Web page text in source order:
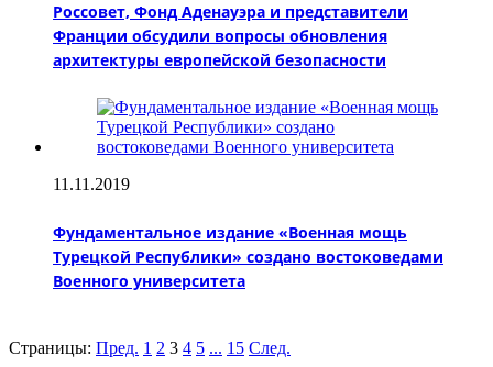
Россовет, Фонд Аденауэра и представители
Франции обсудили вопросы обновления
архитектуры европейской безопасности
11.11.2019
Фундаментальное издание «Военная мощь
Турецкой Республики» создано востоковедами
Военного университета
Страницы: Пред. 1 2 3 4 5 ... 15 След.